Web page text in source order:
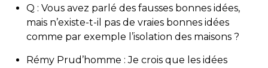
Q : Vous avez parlé des fausses bonnes idées,
mais n’existe-t-il pas de vraies bonnes idées
comme par exemple l’isolation des maisons ?
Rémy Prud’homme : Je crois que les idées